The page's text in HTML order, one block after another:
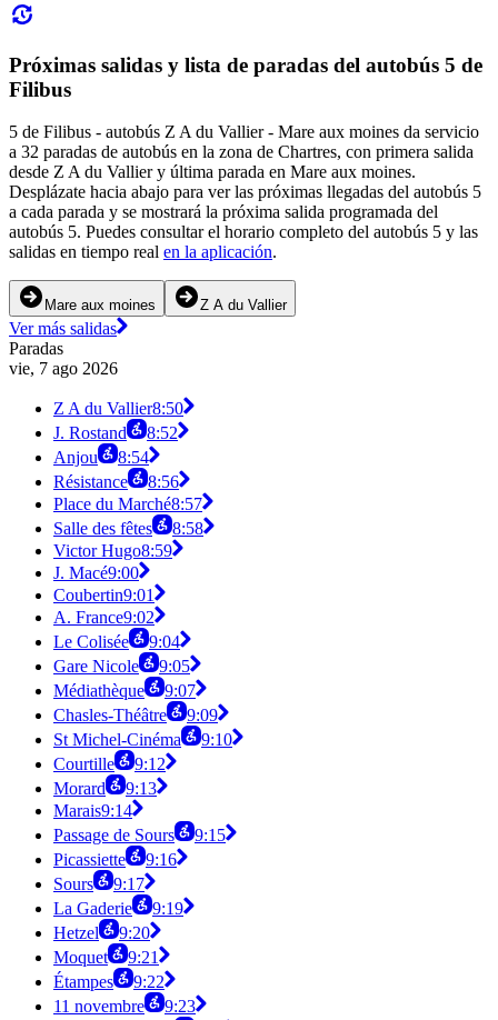
Próximas salidas y lista de paradas del autobús 5 de
Filibus
5 de Filibus - autobús Z A du Vallier - Mare aux moines da servicio
a 32 paradas de autobús en la zona de Chartres, con primera salida
desde Z A du Vallier y última parada en Mare aux moines.
Desplázate hacia abajo para ver las próximas llegadas del autobús 5
a cada parada y se mostrará la próxima salida programada del
autobús 5. Puedes consultar el horario completo del autobús 5 y las
salidas en tiempo real en la aplicación.
Mare aux moines Z A du Vallier
Ver más salidas
Paradas
vie, 7 ago 2026
Z A du Vallier8:50
J. Rostand
8:52
Anjou
8:54
Résistance
8:56
Place du Marché8:57
Salle des fêtes
8:58
Victor Hugo8:59
J. Macé9:00
Coubertin9:01
A. France9:02
Le Colisée
9:04
Gare Nicole
9:05
Médiathèque
9:07
Chasles-Théâtre
9:09
St Michel-Cinéma
9:10
Courtille
9:12
Morard
9:13
Marais9:14
Passage de Sours
9:15
Picassiette
9:16
Sours
9:17
La Gaderie
9:19
Hetzel
9:20
Moquet
9:21
Étampes
9:22
11 novembre
9:23